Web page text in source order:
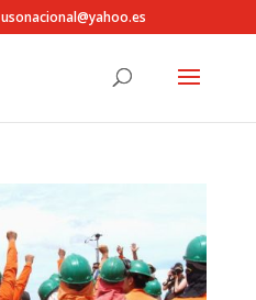
usonacional@yahoo.es